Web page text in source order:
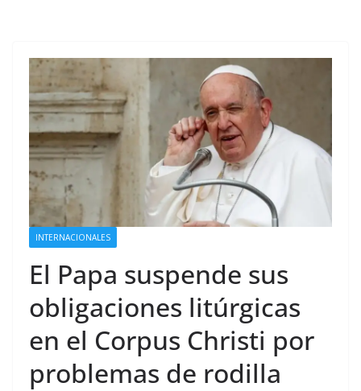
INTERNACIONALES
El Papa suspende sus
obligaciones litúrgicas
en el Corpus Christi por
problemas de rodilla